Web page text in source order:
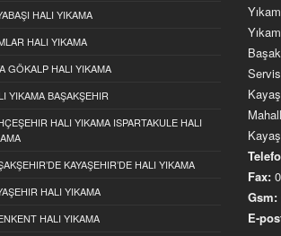
HALI YIKAMA
HALI YIKAMA
GÖKALP HALI YIKAMA
YIKAMA BAŞAKŞEHIR
HALI YIKAMA ISPARTAKULE HALI
KAYAŞEHIR’DE HALI YIKAMA
HALI YIKAMA
HALI YIKAMA
Fax:0
Gsm:
E-